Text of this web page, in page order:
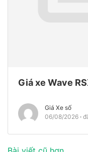
Giá xe Wave
Giá Xe số
06/08/2026